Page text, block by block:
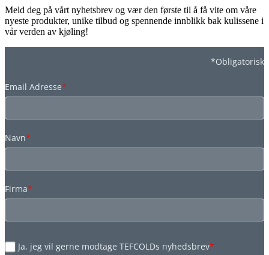
Meld deg på vårt nyhetsbrev og vær den første til å få vite om våre
nyeste produkter, unike tilbud og spennende innblikk bak kulissene i
vår verden av kjøling!
*Obligatorisk
Email Adresse*
Navn*
Firma*
Ja, jeg vil gerne modtage TEFCOLDs nyhedsbrev*